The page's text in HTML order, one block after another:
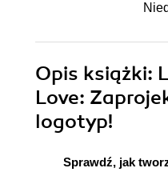
Opis książki:
Love:
logotyp!
Sprawdź, jak